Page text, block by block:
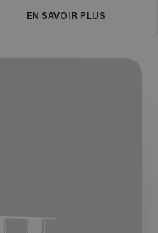
EN SAVOIR PLUS